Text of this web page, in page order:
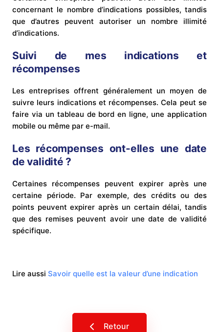
concernant le nombre d’indications possibles, tandis
que d’autres peuvent autoriser un nombre illimité
d’indications.
Suivi de mes indications et
récompenses
Les entreprises offrent généralement un moyen de
suivre leurs indications et récompenses. Cela peut se
faire via un tableau de bord en ligne, une application
mobile ou même par e-mail.
Les récompenses ont-elles une date
de validité ?
Certaines récompenses peuvent expirer après une
certaine période. Par exemple, des crédits ou des
points peuvent expirer après un certain délai, tandis
que des remises peuvent avoir une date de validité
spécifique.
Lire aussi Savoir quelle est la valeur d’une indication
Retour